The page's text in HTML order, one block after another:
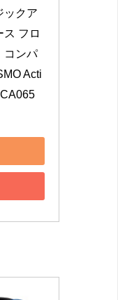
ックア
フロ
コンパ
Acti